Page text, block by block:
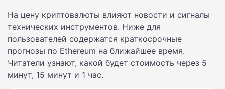
На цену криптовалюты влияют новости и сигналы
технических инструментов. Ниже для
пользователей содержатся краткосрочные
прогнозы по Ethereum на ближайшее время.
Читатели узнают, какой будет стоимость через 5
минут, 15 минут и 1 час.